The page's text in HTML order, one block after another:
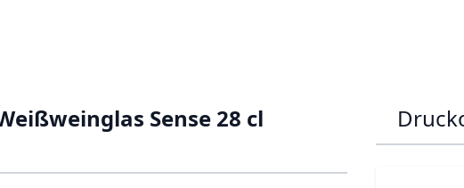
Sense 28 cl